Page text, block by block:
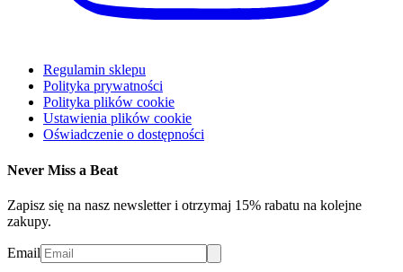
Regulamin sklepu
Polityka prywatności
Polityka plików cookie
Ustawienia plików cookie
Oświadczenie o dostępności
Never Miss a Beat
Zapisz się na nasz newsletter i otrzymaj 15% rabatu na kolejne
zakupy.
Email